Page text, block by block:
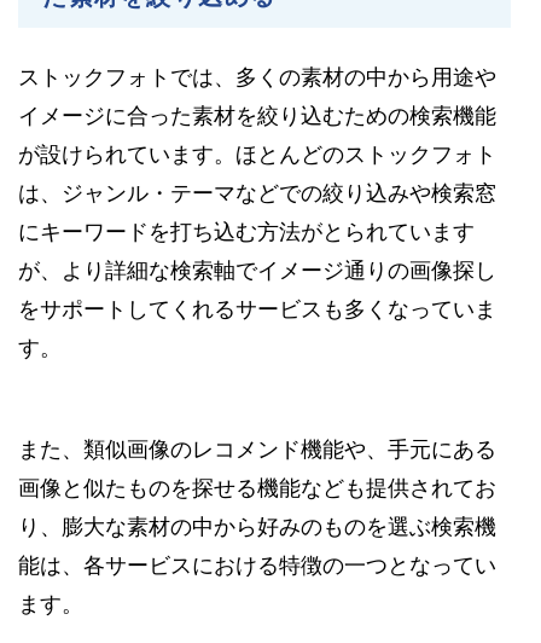
ストックフォトでは、多くの素材の中から用途や
イメージに合った素材を絞り込むための検索機能
が設けられています。ほとんどのストックフォト
は、ジャンル・テーマなどでの絞り込みや検索窓
にキーワードを打ち込む方法がとられています
が、より詳細な検索軸でイメージ通りの画像探し
をサポートしてくれるサービスも多くなっていま
す。
また、類似画像のレコメンド機能や、手元にある
画像と似たものを探せる機能なども提供されてお
り、膨大な素材の中から好みのものを選ぶ検索機
能は、各サービスにおける特徴の一つとなってい
ます。